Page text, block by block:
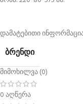
დამატებითი
ᲑᲠᲔᲜᲓᲘ
მიმოხილვა (0)
0 აღწერა